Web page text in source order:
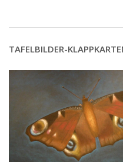
TAFELBILDER-